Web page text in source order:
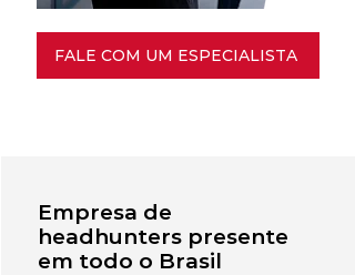
FALE COM UM ESPECIALISTA
Empresa de
headhunters presente
em todo o Brasil